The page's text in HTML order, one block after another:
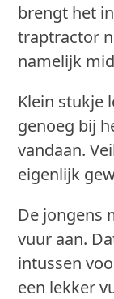
brengt het
traptractor
namelijk
Klein stukje
genoeg bij
vandaan.
eigenlijk
De jongens
vuur aan.
intussen
een lekker